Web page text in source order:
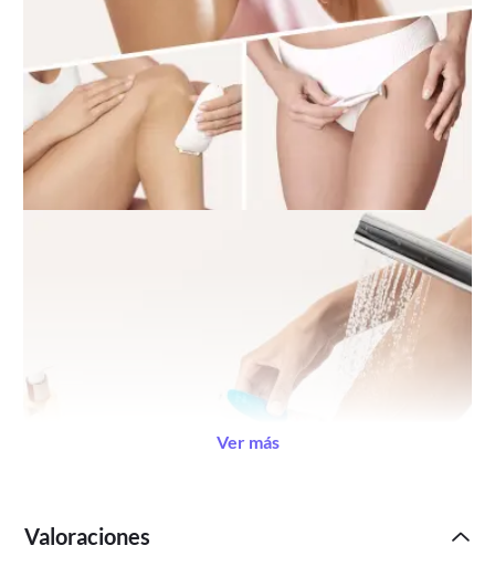
Ver más
Valoraciones